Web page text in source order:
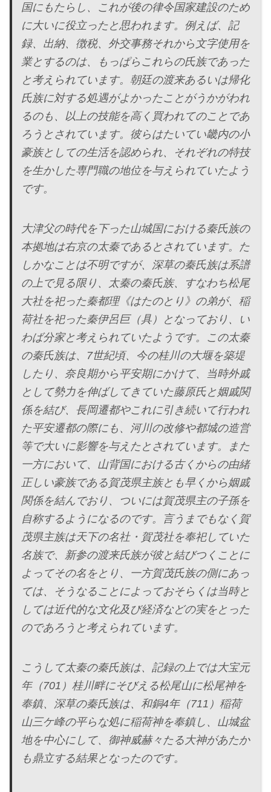
国にもたらし、これが後の律令国家建設のため
に大いに役立ったと思われます。例えば、記
録、出納、徴税、外交事務それから文字使用を
業とするのは、もっぱらこれらの氏族であった
と考えられています。朝廷の渡来あるいは帰化
氏族に対する処遇がよかったことがうかがわれ
るのも、以上の技能を高く買われてのことであ
ろうとされています。彼らはたいてい畿内の小
豪族としての生活を認められ、それぞれの特技
を生かした専門職の地位を与えられていたよう
です。
大津父の時代を下った山城国における秦氏族の
本拠地は右京の太秦であるとされています。た
しかなことは不明ですが、深草の秦氏族は系譜
の上で見る限り、太秦の秦氏族、すなわち松尾
大社を祀った秦都理《はたのとり》の弟が、稲
荷社を祀った秦伊呂巨（具）となっており、い
わば分家と考えられていたようです。この太秦
の秦氏族は、7世紀頃、今の桂川の大堰を築堤
したり、奈良期から平安期にかけて、当時外戚
として勢力を伸ばしてきていた藤原氏と姻戚関
係を結び、長岡遷都やこれに引き続いて行われ
た平安遷都の際にも、河川の改修や都城の造営
等で大いに影響を与えたとされています。また
一方において、山背国における古くからの由緒
正しい豪族である賀茂県主族とも早くから姻戚
関係を結んでおり、ついには賀茂県主の子孫を
自称するようになるのです。言うまでもなく賀
茂県主族は天下の名社・賀茂社を奉祀していた
名族で、新参の渡来氏族が彼と結びつくことに
よってその名をとり、一方賀茂氏族の側にあっ
ては、そうなることによっておそらくは当時と
しては近代的な文化及び経済などの実をとった
のであろうと考えられています。
こうして太秦の秦氏族は、記録の上では大宝元
年（701）桂川畔にそびえる松尾山に松尾神を
奉鎮、深草の秦氏族は、和銅4年（711）稲荷
山三ケ峰の平らな処に稲荷神を奉鎮し、山城盆
地を中心にして、御神威赫々たる大神があたか
も鼎立する結果となったのです。